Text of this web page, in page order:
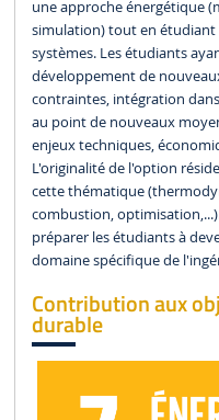
une approche énergétique
simulation) tout en étudiant
systèmes. Les étudiants
développement de
contraintes, intégration
au point de nouveaux
enjeux techniques,
L'originalité de l'option
cette thématique
combustion,
préparer les étudiants à
domaine spécifique de
Contribution aux
durable